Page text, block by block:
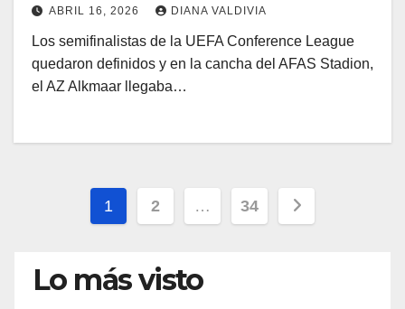
ABRIL 16, 2026 DIANA VALDIVIA
Los semifinalistas de la UEFA Conference League
quedaron definidos y en la cancha del AFAS Stadion,
el AZ Alkmaar llegaba…
Paginación
entradas
1 2 … 34
Lo más visto